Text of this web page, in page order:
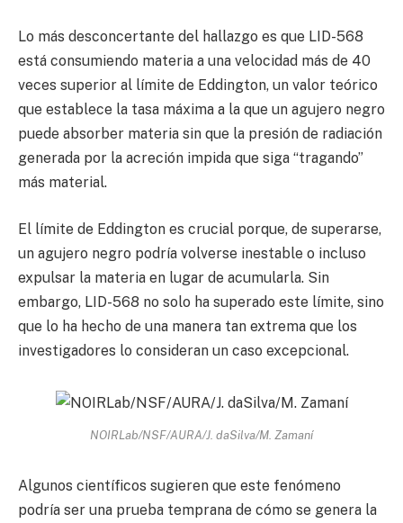
Lo más desconcertante del hallazgo es que LID-568
está consumiendo materia a una velocidad más de 40
veces superior al límite de Eddington, un valor teórico
que establece la tasa máxima a la que un agujero negro
puede absorber materia sin que la presión de radiación
generada por la acreción impida que siga “tragando”
más material.
El límite de Eddington es crucial porque, de superarse,
un agujero negro podría volverse inestable o incluso
expulsar la materia en lugar de acumularla. Sin
embargo, LID-568 no solo ha superado este límite, sino
que lo ha hecho de una manera tan extrema que los
investigadores lo consideran un caso excepcional.
NOIRLab/NSF/AURA/J. daSilva/M. Zamaní
Algunos científicos sugieren que este fenómeno
podría ser una prueba temprana de cómo se genera la